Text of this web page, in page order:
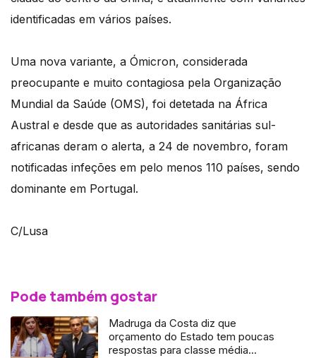
identificadas em vários países.
Uma nova variante, a Ómicron, considerada
preocupante e muito contagiosa pela Organização
Mundial da Saúde (OMS), foi detetada na África
Austral e desde que as autoridades sanitárias sul-
africanas deram o alerta, a 24 de novembro, foram
notificadas infeções em pelo menos 110 países, sendo
dominante em Portugal.
C/Lusa
Pode também gostar
Madruga da Costa diz que
orçamento do Estado tem poucas
respostas para classe média